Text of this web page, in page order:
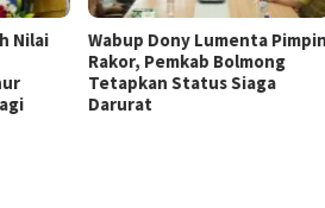
Nilai
Wabup Dony Lumenta Pimpin
Rakor, Pemkab Bolmong
Tetapkan Status Siaga
Darurat